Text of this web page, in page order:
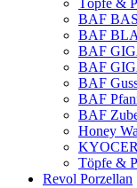
Töpfe &
BAF
BAF
BAF
BAF
BAF
BAF
BAF
Honey
Töpfe &
Revol Porzellan